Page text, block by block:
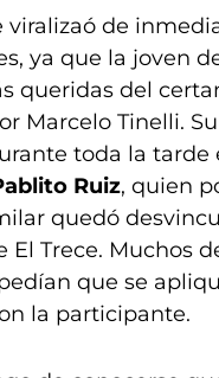
viralizaó de
ya que la joven
queridas del
Marcelo Tinelli.
toda la tarde
Ruiz, quien
quedó
El Trece. Muchos
que se
la participante.